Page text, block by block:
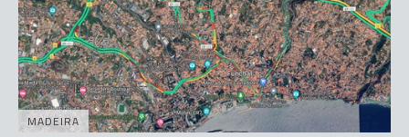
MADEIRA